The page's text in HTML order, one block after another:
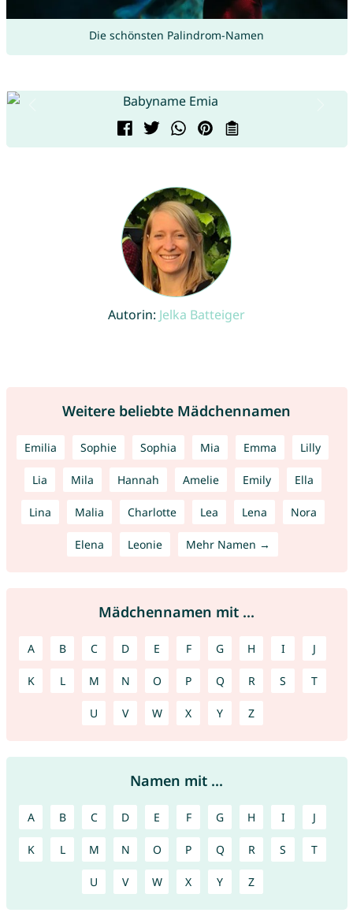
Die schönsten Palindrom-Namen
Autorin: Jelka Batteiger
Weitere beliebte Mädchennamen
Emilia Sophie Sophia Mia Emma Lilly
Lia Mila Hannah Amelie Emily Ella
Lina Malia Charlotte Lea Lena Nora
Elena Leonie Mehr Namen →
Mädchennamen mit ...
A B C D E F G H I J
K L M N O P Q R S T
U V W X Y Z
Namen mit ...
A B C D E F G H I J
K L M N O P Q R S T
U V W X Y Z